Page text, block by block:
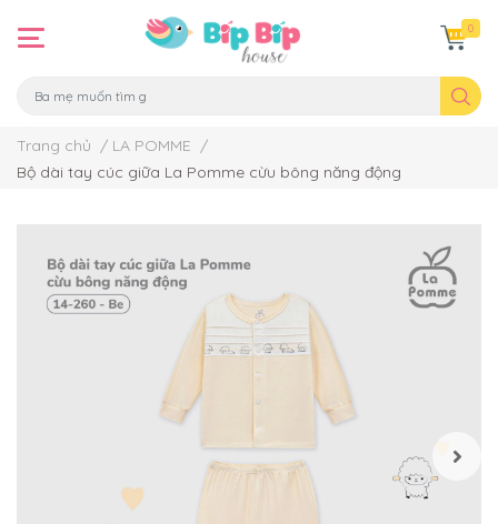
0
Trang chủ / LA POMME /
Bộ dài tay cúc giữa La Pomme cừu bông năng động